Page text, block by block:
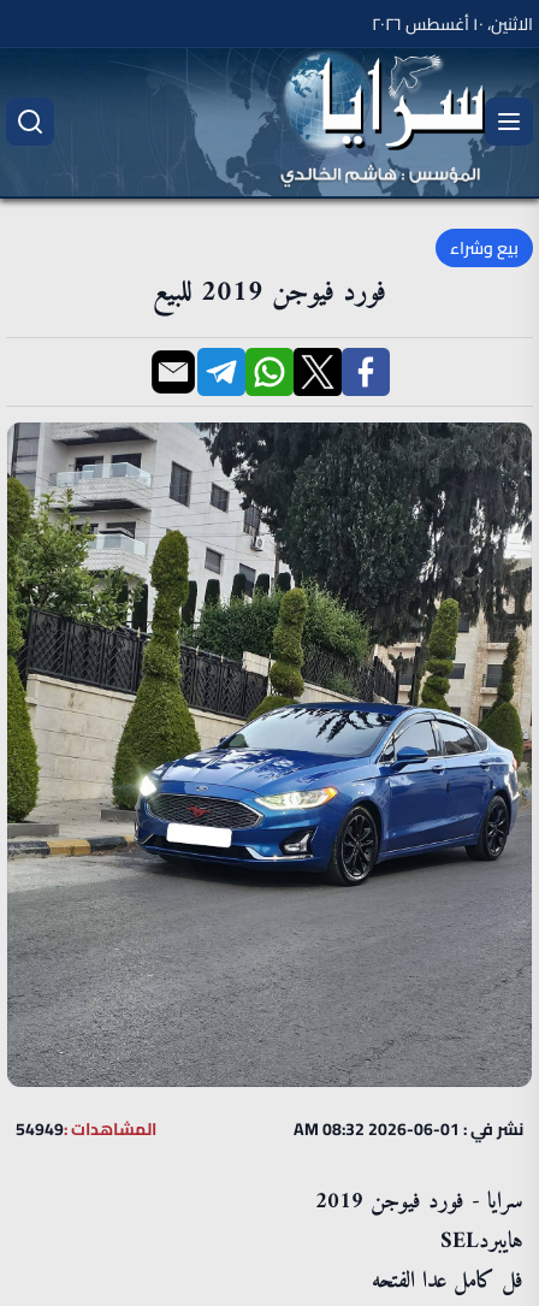
الاثنين، ١٠ أغسطس ٢٠٢٦
بيع وشراء
فورد فيوجن 2019 للبيع
نشر في : 01-06-2026 08:32 AM المشاهدات :54949
سرايا - فورد فيوجن 2019
هايبردSEL
فل كامل عدا الفتحه